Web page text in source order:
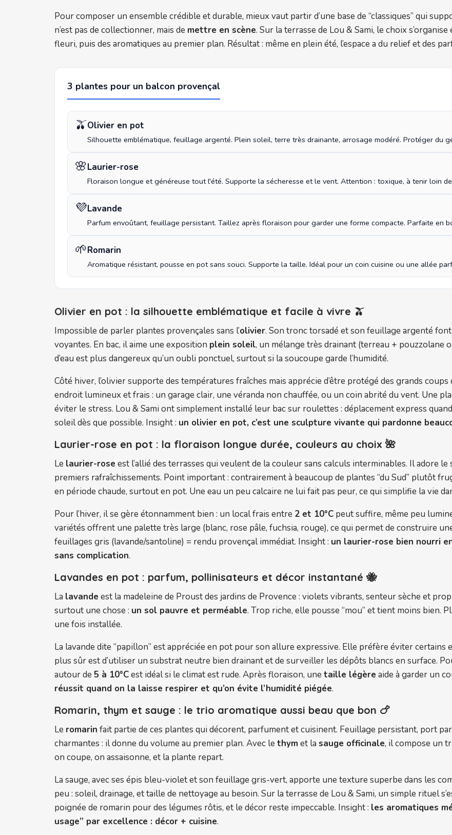
Pour composer un ensemble crédible et durable, mieux vaut partir d’une base de “classiques” qui
n’est pas de collectionner, mais de mettre en scène. Sur la terrasse de Lou & Sami, le choix
fleuri, puis des aromatiques au premier plan. Résultat : même en plein été, l’espace a du relief et des
3 plantes pour un balcon provençal
🫒Olivier en pot
Silhouette emblématique, feuillage argenté. Plein soleil, terre très drainante, arrosage modéré. Protéger du
🌸Laurier-rose
Floraison longue et généreuse tout l'été. Supporte la sécheresse et le vent. Attention : toxique, à tenir loin
💜Lavande
Parfum envoûtant, feuillage persistant. Taillez après floraison pour garder une forme compacte. Parfaite en
🌱Romarin
Aromatique résistant, pousse en pot sans souci. Supporte la taille. Idéal pour un coin cuisine ou une allée
Olivier en pot : la silhouette emblématique et facile à vivre 🫒
Impossible de parler plantes provençales sans l’olivier. Son tronc torsadé et son feuillage argenté
voyantes. En bac, il aime une exposition plein soleil, un mélange très drainant (terreau + pouzzolane
d’eau est plus dangereux qu’un oubli ponctuel, surtout si la soucoupe garde l’humidité.
Côté hiver, l’olivier supporte des températures fraîches mais apprécie d’être protégé des grands
endroit lumineux et frais : un garage clair, une véranda non chauffée, ou un coin abrité du vent. Une
éviter le stress. Lou & Sami ont simplement installé leur bac sur roulettes : déplacement express
soleil dès que possible. Insight : un olivier en pot, c’est une sculpture vivante qui pardonne
Laurier-rose en pot : la floraison longue durée, couleurs au choix 🌺
Le laurier-rose est l’allié des terrasses qui veulent de la couleur sans calculs interminables. Il adore
premiers rafraîchissements. Point important : contrairement à beaucoup de plantes “du Sud” plutôt
en période chaude, surtout en pot. Une eau un peu calcaire ne lui fait pas peur, ce qui simplifie la vie
Pour l’hiver, il se gère étonnamment bien : un local frais entre 2 et 10°C peut suffire, même peu
variétés offrent une palette très large (blanc, rose pâle, fuchsia, rouge), ce qui permet de construire
feuillages gris (lavande/santoline) = rendu provençal immédiat. Insight : un laurier-rose bien nourri
sans complication.
Lavandes en pot : parfum, pollinisateurs et décor instantané 🐝
La lavande est la madeleine de Proust des jardins de Provence : violets vibrants, senteur sèche et
surtout une chose : un sol pauvre et perméable. Trop riche, elle pousse “mou” et tient moins bien.
une fois installée.
La lavande dite “papillon” est appréciée en pot pour son allure expressive. Elle préfère éviter certains
plus sûr est d’utiliser un substrat neutre bien drainant et de surveiller les dépôts blancs en surface.
autour de 5 à 10°Cest idéal si le climat est rude. Après floraison, une taille légère aide à garder un
réussit quand on la laisse respirer et qu’on évite l’humidité piégée.
Romarin, thym et sauge : le trio aromatique aussi beau que bon 🍗
Le romarin fait partie de ces plantes qui décorent, parfument et cuisinent. Feuillage persistant, port
charmantes : il donne du volume au premier plan. Avec le thymet la sauge officinale, il compose un
on coupe, on assaisonne, et la plante repart.
La sauge, avec ses épis bleu-violet et son feuillage gris-vert, apporte une texture superbe dans les
peu : soleil, drainage, et taille de nettoyage au besoin. Sur la terrasse de Lou & Sami, un simple rituel
poignée de romarin pour des légumes rôtis, et le décor reste impeccable. Insight : les aromatiques
usage” par excellence : décor + cuisine.